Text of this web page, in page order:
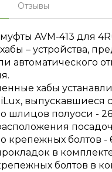
Отзывы
AVM-413 для
– устройства,
автоматического
хабы
выпускавшиеся с
шлицов полуоси - 26
крепежных болтов -
в
болтов в